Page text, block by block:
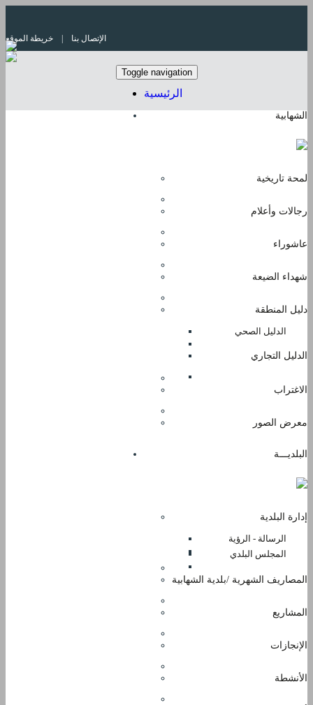
الإتصال بنا | خريطة الموقع
Toggle navigation
الرئيسية
الشهابية
لمحة تاريخية
رجالات وأعلام
عاشوراء
شهداء الضيعة
دليل المنطقة
الدليل الصحي
الدليل التجاري
الاغتراب
معرض الصور
البلديـــة
إدارة البلدية
الرسالة - الرؤية
المجلس البلدي
المصاريف الشهرية /بلدية الشهابية
المشاريع
الإنجازات
الأنشطة